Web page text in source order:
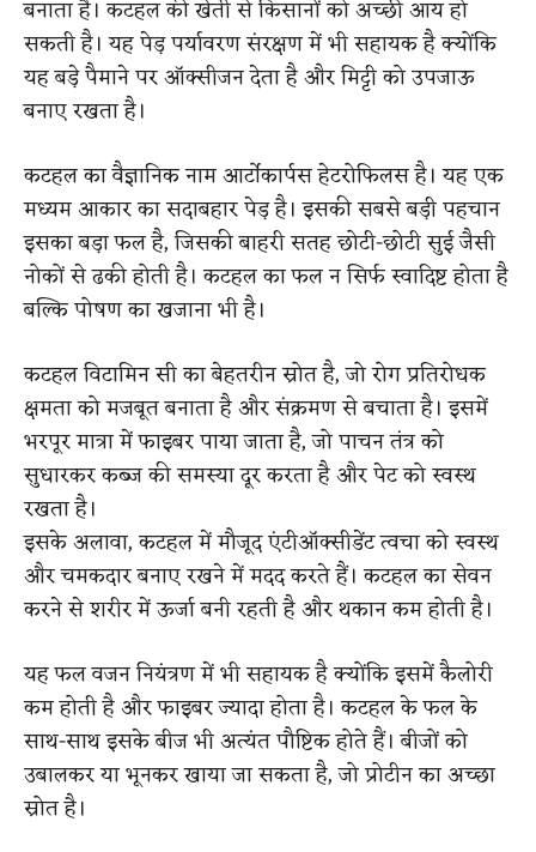
बनाता है। कटहल की खेती से किसानों को अच्छी आय हो
सकती है। यह पेड़ पर्यावरण संरक्षण में भी सहायक है क्योंकि
यह बड़े पैमाने पर ऑक्सीजन देता है और मिट्टी को उपजाऊ
बनाए रखता है।
कटहल का वैज्ञानिक नाम आर्टोकार्पस हेटरोफिलस है। यह एक
मध्यम आकार का सदाबहार पेड़ है। इसकी सबसे बड़ी पहचान
इसका बड़ा फल है, जिसकी बाहरी सतह छोटी-छोटी सुई जैसी
नोकों से ढकी होती है। कटहल का फल न सिर्फ स्वादिष्ट होता है
बल्कि पोषण का खजाना भी है।
कटहल विटामिन सी का बेहतरीन स्रोत है, जो रोग प्रतिरोधक
क्षमता को मजबूत बनाता है और संक्रमण से बचाता है। इसमें
भरपूर मात्रा में फाइबर पाया जाता है, जो पाचन तंत्र को
सुधारकर कब्ज की समस्या दूर करता है और पेट को स्वस्थ
रखता है।
इसके अलावा, कटहल में मौजूद एंटीऑक्सीडेंट त्वचा को स्वस्थ
और चमकदार बनाए रखने में मदद करते हैं। कटहल का सेवन
करने से शरीर में ऊर्जा बनी रहती है और थकान कम होती है।
यह फल वजन नियंत्रण में भी सहायक है क्योंकि इसमें कैलोरी
कम होती है और फाइबर ज्यादा होता है। कटहल के फल के
साथ-साथ इसके बीज भी अत्यंत पौष्टिक होते हैं। बीजों को
उबालकर या भूनकर खाया जा सकता है, जो प्रोटीन का अच्छा
स्रोत है।